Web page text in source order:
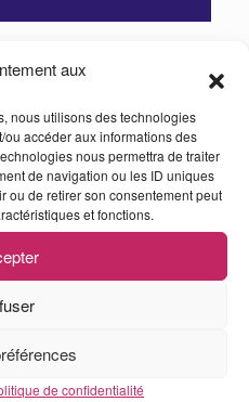
aux
nous utilisons des technologies
accéder aux informations des
nous permettra de traiter
de navigation ou les ID uniques
ou de retirer son consentement peut
et fonctions.
de confidentialité
DJ
»
Shuriken »